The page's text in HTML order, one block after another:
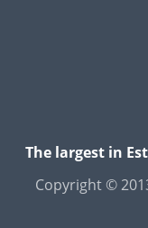
The largest in
Copyright ©